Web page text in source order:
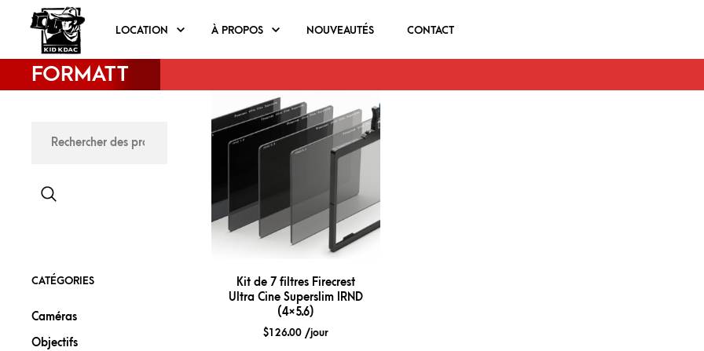
LOCATION À PROPOS NOUVEAUTÉS CONTACT
FORMATT
Kit de 7 filtres Firecrest
Ultra Cine Superslim IRND
(4×5.6)
$126.00/jour
CATÉGORIES
Caméras
Objectifs